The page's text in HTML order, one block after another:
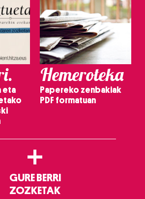
eta
Hemeroteka
Papereko zenbakiak
PDF formatuan
+
GURE BERRI
ZOZKETAK